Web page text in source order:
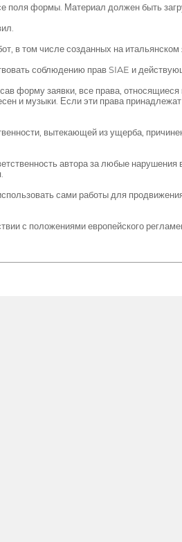
поля формы. Материал должен быть
в том числе созданных на итальянском
соблюдению прав SIAE и
форму заявки, все права,
и музыки. Если эти права
вытекающей из ущерба,
автора за любые
сами работы для
с положениями европейского